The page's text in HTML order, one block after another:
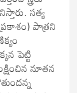
సత్య
పాత్రని
పెట్టి
నూతన